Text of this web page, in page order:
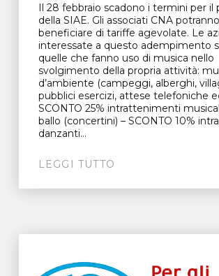
Il 28 febbraio scadono i termini per il
della SIAE. Gli associati CNA potranno
beneficiare di tariffe agevolate. Le
interessate a questo adempimento
quelle che fanno uso di musica nello
svolgimento della propria attività:
d’ambiente (campeggi, alberghi,
pubblici esercizi, attese telefoniche
SCONTO 25% intrattenimenti
ballo (concertini) – SCONTO 10%
danzanti...
LEGGI TUTTO